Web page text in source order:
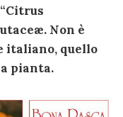
Non è
italiano, quello
pianta.